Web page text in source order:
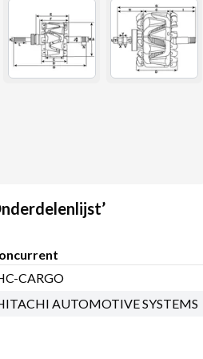
CARGO
AUTOMOTIVE SYSTEMS